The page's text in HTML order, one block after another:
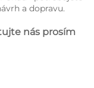
a dopravu.
nás prosím